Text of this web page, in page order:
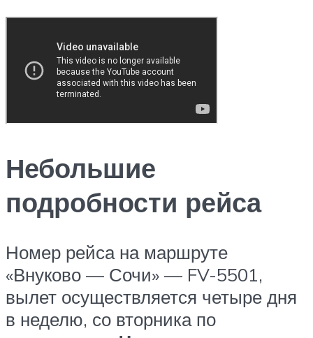
Небольшие
подробности рейса
Номер рейса на маршруте
«Внуково — Сочи» — FV-5501,
вылет осуществляется четыре дня
в неделю, со вторника по